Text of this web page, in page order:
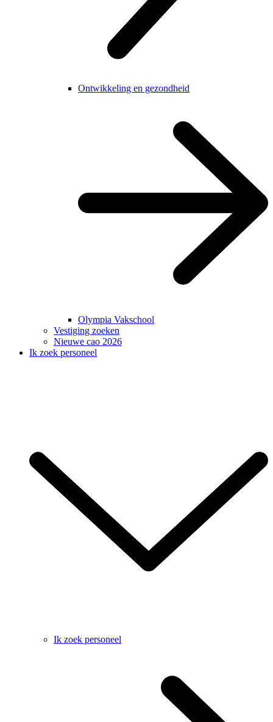
Ontwikkeling en gezondheid
Olympia Vakschool
Vestiging zoeken
Nieuwe cao 2026
Ik zoek personeel
Ik zoek personeel